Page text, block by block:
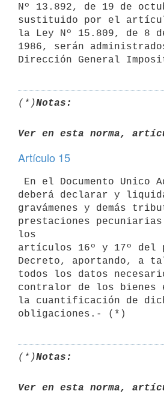
Nº 13.892, de 19 de
sustituido por el
la Ley Nº 15.809, de 8
1986, serán
(*)Notas:
Ver en esta norma,
Artículo 15
deberá declarar y
gravámenes y demás
prestaciones
los
artículos 16º y 17º del
Decreto, aportando, a
todos los datos
contralor de los bienes
la cuantificación de
(*)Notas:
Ver en esta norma,